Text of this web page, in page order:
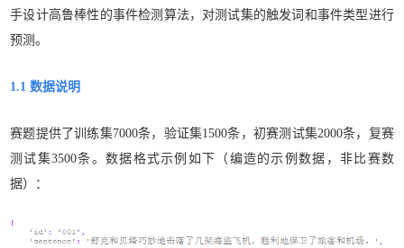
手设计高鲁棒性的事件检测算法，对测试集的触发词 和事件类型进行
预测。
1.1 数据说明
赛题提供了训练集7000条，验证集1500条，初赛测试集2000条，复赛
测试集3500条。数据格式示例如下（编造的示例数据，非比赛数
据）：